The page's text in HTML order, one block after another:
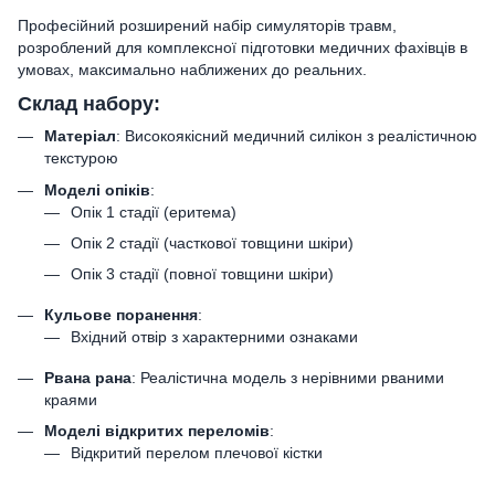
Професійний розширений набір симуляторів травм,
розроблений для комплексної підготовки медичних фахівців в
умовах, максимально наближених до реальних.
Склад набору:
Матеріал: Високоякісний медичний силікон з реалістичною
текстурою
Моделі опіків:
Опік 1 стадії (еритема)
Опік 2 стадії (часткової товщини шкіри)
Опік 3 стадії (повної товщини шкіри)
Кульове поранення:
Вхідний отвір з характерними ознаками
Рвана рана: Реалістична модель з нерівними рваними
краями
Моделі відкритих переломів:
Відкритий перелом плечової кістки